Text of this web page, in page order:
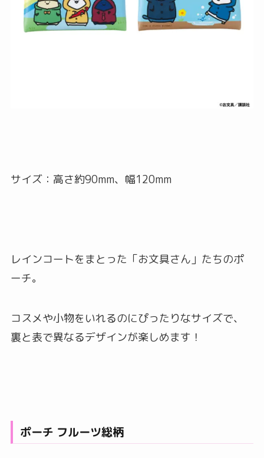
サイズ：高さ約90mm、幅120mm
レインコートをまとった「お文具さん」たちのポ
ーチ。
コスメや小物をいれるのにぴったりなサイズで、
裏と表で異なるデザインが楽しめます！
ポーチ フルーツ総柄